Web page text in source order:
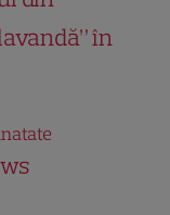
în